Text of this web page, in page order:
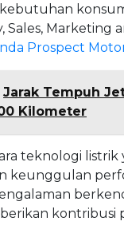
Sales, Marketing
Prospect
Jarak Tempuh
Kilometer
teknologi listrik
keunggulan
kontribusi